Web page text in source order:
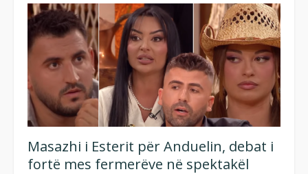
Masazhi i Esterit për Anduelin, debat i
fortë mes fermerëve në spektakël